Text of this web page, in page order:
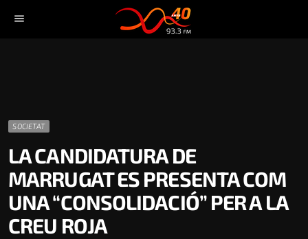
menu
SOCIETAT
LA CANDIDATURA DE
MARRUGAT ES PRESENTA COM
UNA “CONSOLIDACIÓ” PER A LA
CREU ROJA